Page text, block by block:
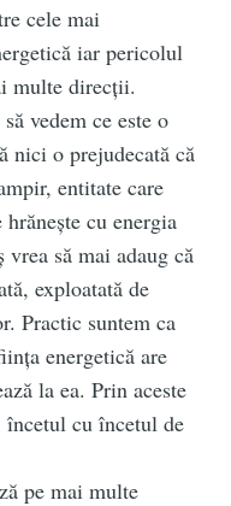
cele mai
iar pericolul
multe direcții.
ce este o
nici o prejudecată că
entitate care
cu energia
să mai adaug că
exploatată de
Practic suntem ca
energetică are
la ea. Prin aceste
încetul cu încetul de
pe mai multe